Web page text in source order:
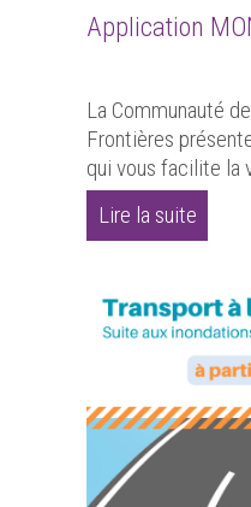
Application
La Communauté
Frontières
qui vous facilite la
Lire la suite